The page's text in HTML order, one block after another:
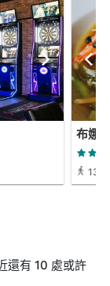
布娜
13 分
還有 10 處或許